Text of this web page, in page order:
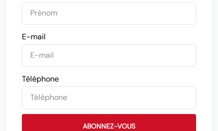
E-mail
Téléphone
ABONNEZ-VOUS